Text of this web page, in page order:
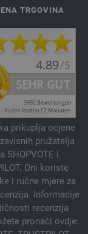
TRGOVINA
prikuplja ocjene
pružatelja
SHOPVOTE i
Oni koriste
i ručne mjere za
Informacije
recenzija
pronaći ovdje: